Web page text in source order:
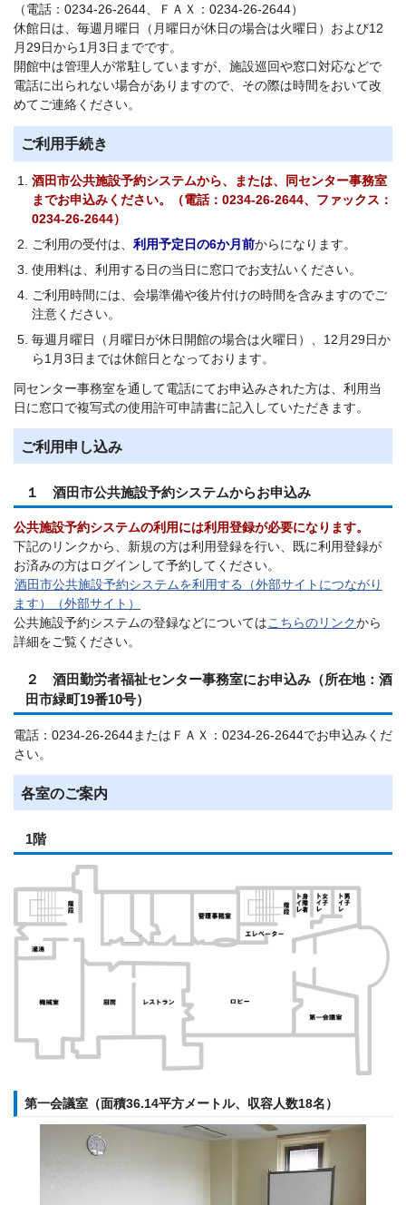
（電話：0234-26-2644、ＦＡＸ：0234-26-2644）
休館日は、毎週月曜日（月曜日が休日の場合は火曜日）および12
月29日から1月3日までです。
開館中は管理人が常駐していますが、施設巡回や窓口対応などで
電話に出られない場合がありますので、その際は時間をおいて改
めてご連絡ください。
ご利用手続き
酒田市公共施設予約システムから、または、同センター事務室
までお申込みください。（電話：0234-26-2644、ファックス：
0234-26-2644）
ご利用の受付は、 利用予定日の6か月前からになります。
使用料は、利用する日の当日に窓口でお支払いください。
ご利用時間には、会場準備や後片付けの時間を含みますのでご
注意ください。
毎週月曜日（月曜日が休日開館の場合は火曜日）、12月29日か
ら1月3日までは休館日となっております。
同センター事務室を通して電話にてお申込みされた方は、利用当
日に窓口で複写式の使用許可申請書に記入していただきます。
ご利用申し込み
１ 酒田市公共施設予約システムからお申込み
公共施設予約システムの利用には利用登録が必要になります。
下記のリンクから、新規の方は利用登録を行い、既に利用登録が
お済みの方はログインして予約してください。
酒田市公共施設予約システムを利用する（外部サイトにつながり
ます）（外部サイト）
公共施設予約システムの登録などについてはこちらのリンクから
詳細をご覧ください。
２ 酒田勤労者福祉センター事務室にお申込み（所在地：酒
田市緑町19番10号）
電話：0234-26-2644またはＦＡＸ：0234-26-2644でお申込みくだ
さい。
各室のご案内
1階
第一会議室（面積36.14平方メートル、収容人数18名）